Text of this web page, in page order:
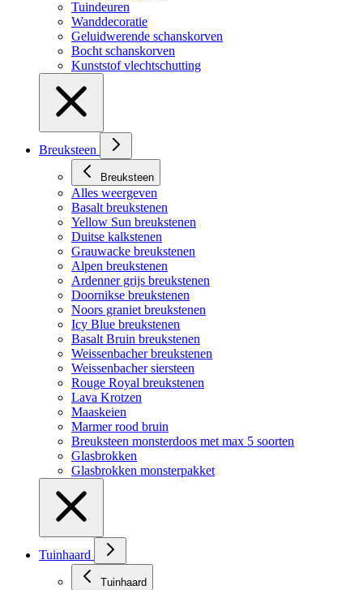
Tuindeuren
Wanddecoratie
Geluidwerende schanskorven
Bocht schanskorven
Kunststof vlechtschutting
Breuksteen
Breuksteen
Alles weergeven
Basalt breukstenen
Yellow Sun breukstenen
Duitse kalkstenen
Grauwacke breukstenen
Alpen breukstenen
Ardenner grijs breukstenen
Doornikse breukstenen
Noors graniet breukstenen
Icy Blue breukstenen
Basalt Bruin breukstenen
Weissenbacher breukstenen
Weissenbacher siersteen
Rouge Royal breukstenen
Lava Krotzen
Maaskeien
Marmer rood bruin
Breuksteen monsterdoos met max 5 soorten
Glasbrokken
Glasbrokken monsterpakket
Tuinhaard
Tuinhaard